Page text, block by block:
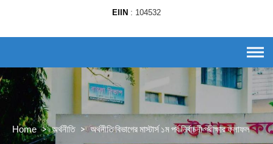
EIIN 104532
Home > অর্থনীতি > অর্থনীতি বিভাগের মাস্টার্স ১ম পর্ব নির্বাচনী পরীক্ষার ফলাফল